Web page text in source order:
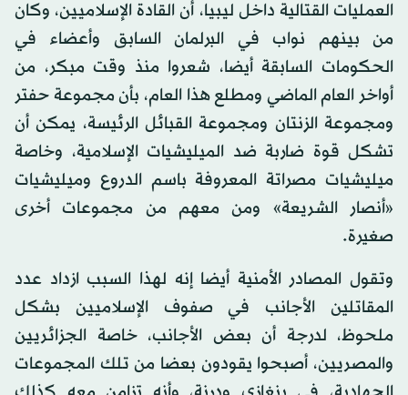
العمليات القتالية داخل ليبيا، أن القادة الإسلاميين، وكان
من بينهم نواب في البرلمان السابق وأعضاء في
الحكومات السابقة أيضا، شعروا منذ وقت مبكر، من
أواخر العام الماضي ومطلع هذا العام، بأن مجموعة حفتر
ومجموعة الزنتان ومجموعة القبائل الرئيسة، يمكن أن
تشكل قوة ضاربة ضد الميليشيات الإسلامية، وخاصة
ميليشيات مصراتة المعروفة باسم الدروع وميليشيات
«أنصار الشريعة» ومن معهم من مجموعات أخرى
صغيرة.
وتقول المصادر الأمنية أيضا إنه لهذا السبب ازداد عدد
المقاتلين الأجانب في صفوف الإسلاميين بشكل
ملحوظ، لدرجة أن بعض الأجانب، خاصة الجزائريين
والمصريين، أصبحوا يقودون بعضا من تلك المجموعات